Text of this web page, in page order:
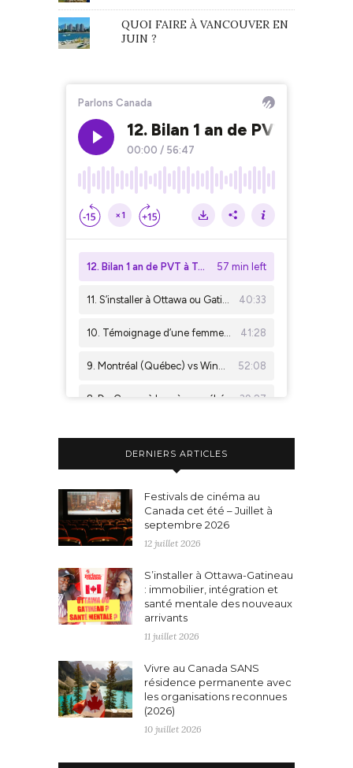
QUOI FAIRE À VANCOUVER EN
JUIN ?
DERNIERS ARTICLES
Festivals de cinéma au
Canada cet été – Juillet à
septembre 2026
12 juillet 2026
S’installer à Ottawa-Gatineau
: immobilier, intégration et
santé mentale des nouveaux
arrivants
11 juillet 2026
Vivre au Canada SANS
résidence permanente avec
les organisations reconnues
(2026)
10 juillet 2026